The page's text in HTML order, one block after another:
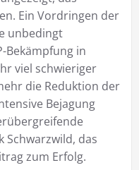
Ein Vordringen der
unbedingt
Bekämpfung in
viel schwieriger
die Reduktion der
Bejagung
Schwarzwild, das
zum Erfolg.